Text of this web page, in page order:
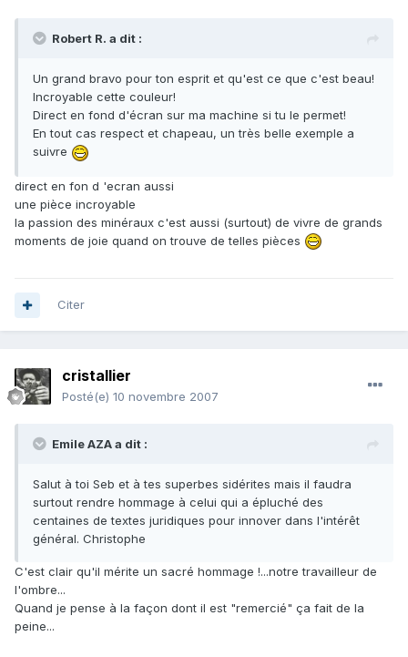
Robert R. a dit :
Un grand bravo pour ton esprit et qu'est ce que c'est beau!
Incroyable cette couleur!
Direct en fond d'écran sur ma machine si tu le permet!
En tout cas respect et chapeau, un très belle exemple a
suivre
direct en fon d 'ecran aussi
une pièce incroyable
la passion des minéraux c'est aussi (surtout) de vivre de grands
moments de joie quand on trouve de telles pièces
Citer
cristallier
Posté(e) 10 novembre 2007
Emile AZA a dit :
Salut à toi Seb et à tes superbes sidérites mais il faudra
surtout rendre hommage à celui qui a épluché des
centaines de textes juridiques pour innover dans l'intérêt
général. Christophe
C'est clair qu'il mérite un sacré hommage !...notre travailleur de
l'ombre...
Quand je pense à la façon dont il est "remercié" ça fait de la
peine...